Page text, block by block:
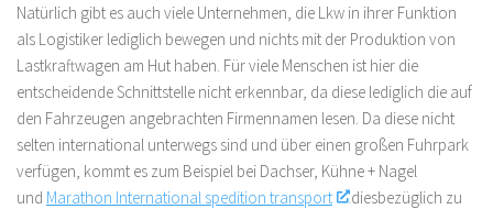
Natürlich gibt es auch viele Unternehmen, die Lkw in ihrer Funktion
als Logistiker lediglich bewegen und nichts mit der Produktion von
Lastkraftwagen am Hut haben. Für viele Menschen ist hier die
entscheidende Schnittstelle nicht erkennbar, da diese lediglich die auf
den Fahrzeugen angebrachten Firmennamen lesen. Da diese nicht
selten international unterwegs sind und über einen großen Fuhrpark
verfügen, kommt es zum Beispiel bei Dachser, Kühne + Nagel
und Marathon International spedition transport
diesbezüglich zu